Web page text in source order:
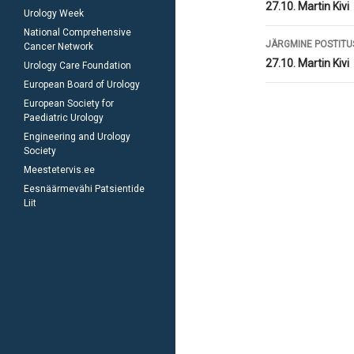
töölaud
27.10. Martin Kivi
JÄRGMINE
27.10. Martin Kivi
Urology Week
National Comprehensive
Cancer Network
Urology Care Foundation
European Board of Urology
European Society for
Paediatric Urology
Engineering and Urology
Society
Meestetervis.ee
Eesnäärmevähi Patsientide
Liit